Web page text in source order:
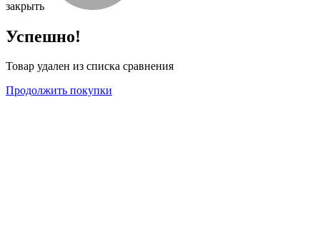
закрыть
Успешно!
Товар удален из списка сравнения
Продолжить покупки